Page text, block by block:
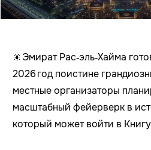
🎇Эмират Рас‑эль‑Хайма
2026 год поистине
местные организаторы
масштабный фейерверк в
который может войти в